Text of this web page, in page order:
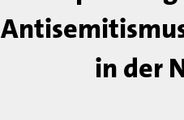
in der